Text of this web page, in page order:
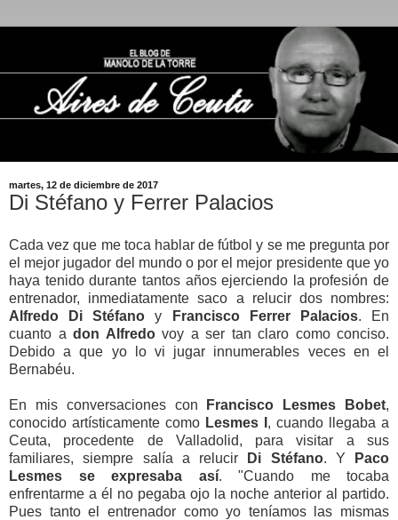
martes, 12 de diciembre de 2017
Di Stéfano y Ferrer Palacios
Cada vez que me toca hablar de fútbol y se me pregunta por
el mejor jugador del mundo o por el mejor presidente que yo
haya tenido durante tantos años ejerciendo la profesión de
entrenador, inmediatamente saco a relucir dos nombres:
Alfredo Di Stéfano y Francisco Ferrer Palacios. En
cuanto a don Alfredovoy a ser tan claro como conciso.
Debido a que yo lo vi jugar innumerables veces en el
Bernabéu.
En mis conversaciones con Francisco Lesmes Bobet,
conocido artísticamente como Lesmes I , cuando llegaba a
Ceuta, procedente de Valladolid, para visitar a sus
familiares, siempre salía a relucir
Di Stéfano. Y
Paco
Lesmes se expresaba así. "Cuando me tocaba
enfrentarme a él no pegaba ojo la noche anterior al partido.
Pues tanto el entrenador como yo teníamos las mismas